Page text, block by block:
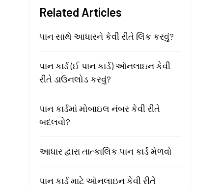
Related Articles
પાન સાથે આધારને કેવી રીતે લિંક કરવું?
પાન કાર્ડ (ઈ પાન કાર્ડ) ઑનલાઇન કેવી
રીતે ડાઉનલોડ કરવું?
પાન કાર્ડમાં મોબાઇલ નંબર કેવી રીતે
બદલવો?
આધાર દ્વારા તાત્કાલિક પાન કાર્ડ મેળવો
પાન કાર્ડ માટે ઑનલાઇન કેવી રીતે